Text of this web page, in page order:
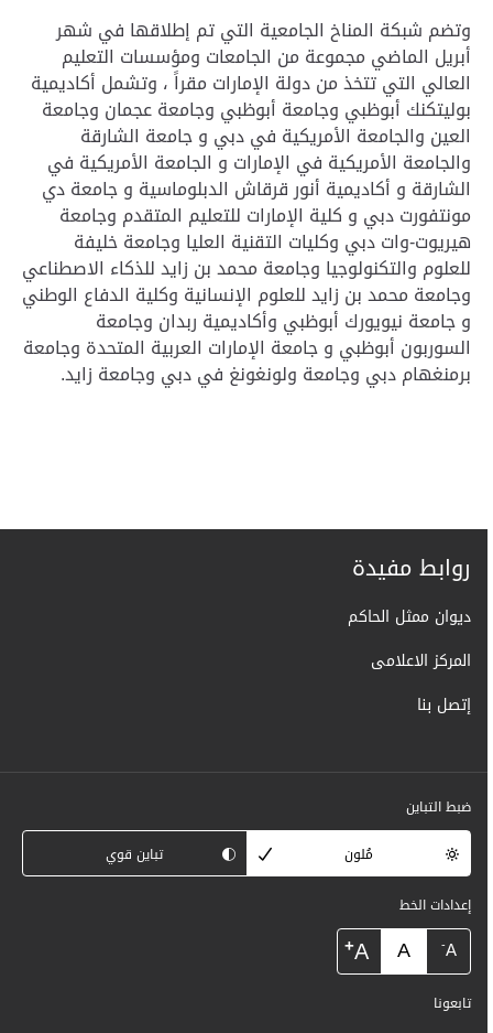
وتضم شبكة المناخ الجامعية التي تم إطلاقها في شهر
أبريل الماضي مجموعة من الجامعات ومؤسسات التعليم
العالي التي تتخذ من دولة الإمارات مقراً ، وتشمل أكاديمية
بوليتكنك أبوظبي وجامعة أبوظبي وجامعة عجمان وجامعة
العين والجامعة الأمريكية في دبي و جامعة الشارقة
والجامعة الأمريكية في الإمارات و الجامعة الأمريكية في
الشارقة و أكاديمية أنور قرقاش الدبلوماسية و جامعة دي
مونتفورت دبي و كلية الإمارات للتعليم المتقدم وجامعة
هيريوت-وات دبي وكليات التقنية العليا وجامعة خليفة
للعلوم والتكنولوجيا وجامعة محمد بن زايد للذكاء الاصطناعي
وجامعة محمد بن زايد للعلوم الإنسانية وكلية الدفاع الوطني
و جامعة نيويورك أبوظبي وأكاديمية ربدان وجامعة
السوربون أبوظبي و جامعة الإمارات العربية المتحدة وجامعة
برمنغهام دبي وجامعة ولونغونغ في دبي وجامعة زايد.
روابط مفيدة
ديوان ممثل الحاكم
المركز الاعلامى
إتصل بنا
ضبط التباين
مُلون
تباين قوي
إعدادات الخط
A
-
A
A
+
تابعونا